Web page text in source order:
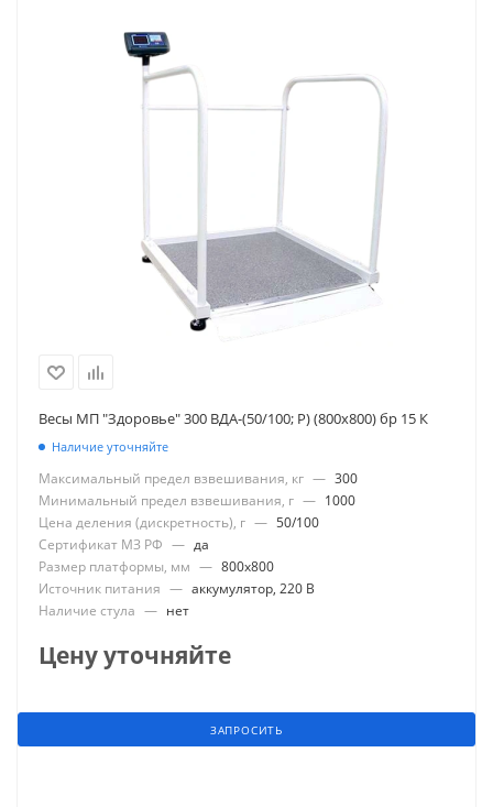
Весы МП "Здоровье" 300 ВДА-(50/100; Р) (800х800) бр 15 К
Наличие уточняйте
Максимальный предел взвешивания, кг — 300
Минимальный предел взвешивания, г — 1000
Цена деления (дискретность), г — 50/100
Сертификат МЗ РФ — да
Размер платформы, мм — 800x800
Источник питания — аккумулятор, 220 В
Наличие стула — нет
Цену уточняйте
ЗАПРОСИТЬ